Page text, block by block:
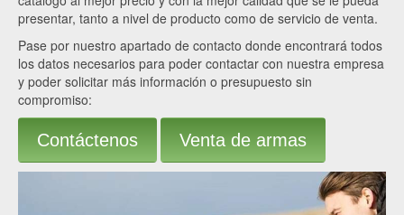
presentar, tanto a nivel de producto como de servicio de venta.
Pase por nuestro apartado de contacto donde encontrará todos
los datos necesarios para poder contactar con nuestra empresa
y poder solicitar más información o presupuesto sin
compromiso:
Contáctenos Venta de armas